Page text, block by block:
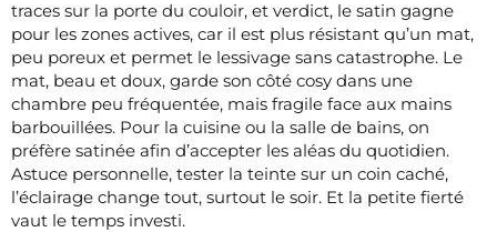
traces sur la porte du couloir, et verdict, le satin gagne
pour les zones actives, car il est plus résistant qu’un mat,
peu poreux et permet le lessivage sans catastrophe. Le
mat, beau et doux, garde son côté cosy dans une
chambre peu fréquentée, mais fragile face aux mains
barbouillées. Pour la cuisine ou la salle de bains, on
préfère satinée afin d’accepter les aléas du quotidien.
Astuce personnelle, tester la teinte sur un coin caché,
l’éclairage change tout, surtout le soir. Et la petite fierté
vaut le temps investi.